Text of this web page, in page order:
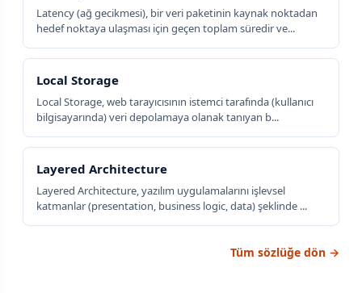
Latency (ağ gecikmesi), bir veri paketinin kaynak noktadan
hedef noktaya ulaşması için geçen toplam süredir ve...
Local Storage
Local Storage, web tarayıcısının istemci tarafında (kullanıcı
bilgisayarında) veri depolamaya olanak tanıyan b...
Layered Architecture
Layered Architecture, yazılım uygulamalarını işlevsel
katmanlar (presentation, business logic, data) şeklinde ...
Tüm sözlüğe dön →